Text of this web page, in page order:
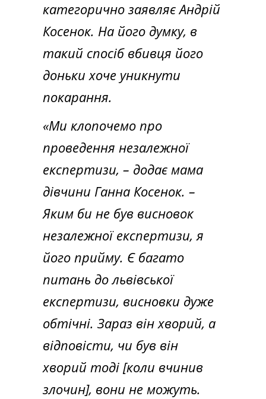
категорично заявляє Андрій
Косенок. На його думку, в
такий спосіб вбивця його
доньки хоче уникнути
покарання.
«Ми клопочемо про
проведення незалежної
експертизи, – додає мама
дівчини Ганна Косенок. –
Яким би не був висновок
незалежної експертизи, я
його прийму. Є багато
питань до львівської
експертизи, висновки дуже
обтічні. Зараз він хворий, а
відповісти, чи був він
хворий тоді [коли вчинив
злочин], вони не можуть.